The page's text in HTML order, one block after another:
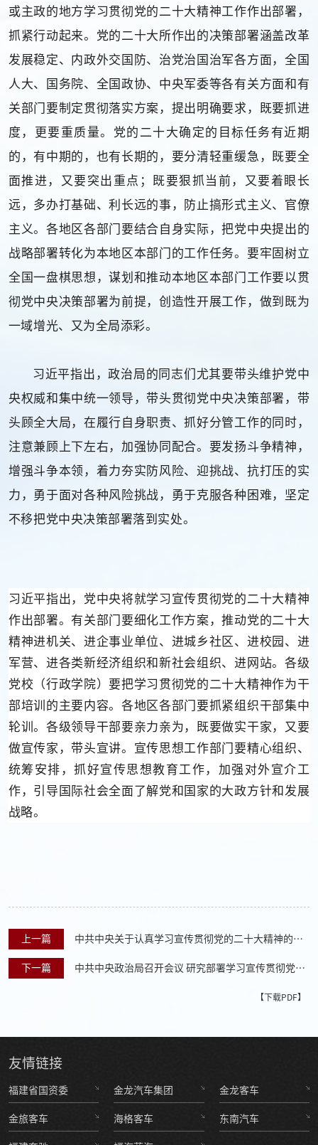
或主政的地方学习贯彻党的二十大精神工作作出部署，
抓紧行动起来。党的二十大所作出的决策部署涵盖改革
发展稳定、内政外交国防、治党治国治军各方面，全国
人大、国务院、全国政协、中央军委等各有关方面和有
关部门要制定贯彻落实方案，提出明确要求，既要抓进
度，更要重质量。党的二十大确定的目标任务有近期
的，有中期的，也有长期的，要分清轻重缓急，既要全
面推进，又要突出重点；既要狠抓当前，又要着眼长
远，多办打基础、利长远的事，防止搞形式主义、官僚
主义。各地区各部门要结合自身实际，把党中央提出的
战略部署转化为本地区本部门的工作任务。要牢固树立
全国一盘棋思想，谋划和推动本地区本部门工作要以贯
彻党中央决策部署为前提，创造性开展工作，做到既为
一域增光、又为全局添彩。
习近平指出，政治局的同志们尤其要带头维护党中
央权威和集中统一领导，带头贯彻党中央决策部署，带
头顾全大局，在履行自身职责、抓好分管工作的同时，
注意兼顾上下左右，加强协同配合。要发扬斗争精神，
增强斗争本领，着力夯实防风险、迎挑战、抗打压的实
力，勇于面对各种风险挑战，勇于克服各种困难，坚定
不移把党中央决策部署落到实处。
习近平指出，党中央将就学习宣传贯彻党的二十大精神
作出部署。有关部门要细化工作方案，推动党的二十大
精神进机关、进企事业单位、进城乡社区、进校园、进
军营、进各类新经济组织和新社会组织、进网站。各级
党校（行政学院）要把学习贯彻党的二十大精神作为干
部培训的主要内容。各地区各部门要抓紧组织干部集中
轮训。各级领导干部要亲力亲为，既要做实干家，又要
做宣传家，带头宣讲。宣传思想工作部门要精心组织、
统筹安排，抓好宣传思想教育工作，加强对外宣介工
作，引导国际社会全面了解党和国家的大政方针和发展
战略。
上一篇 中共中央关于认真学习宣传贯彻党的二十大精神的决
定
下一篇
中共中央政治局召开会议 研究部署学习宣传贯彻党的
【下载PDF】
友情链接
福建省国资委 金龙汽车集团 金龙客车
金旅客车 海格客车 东南汽车